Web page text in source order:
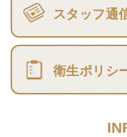
スタッフ通
衛生ポリシ